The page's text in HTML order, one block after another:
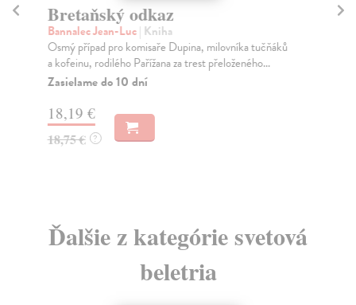
Bretaňský odkaz
Bannalec Jean-Luc| Kniha
Osmý případ pro komisaře Dupina, milovníka tučňáků
a kofeinu, rodilého Pařížana za trest přeloženého...
Zasielame do 10 dní
18,19 €
18,75 € ?
Ďalšie z kategórie svetová
beletria